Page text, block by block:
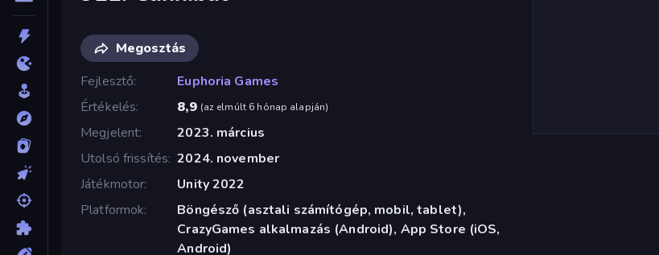
Megosztás
Fejlesztő
Euphoria Games
Értékelés
8,9 (az elmúlt 6 hónap alapján)
Megjelent
2023. március
Utolsó frissítés 2024. november
Játékmotor
Unity 2022
Platformok
Böngésző (asztali számítógép, mobil, tablet),
CrazyGames alkalmazás (Android), App Store (iOS,
Android)